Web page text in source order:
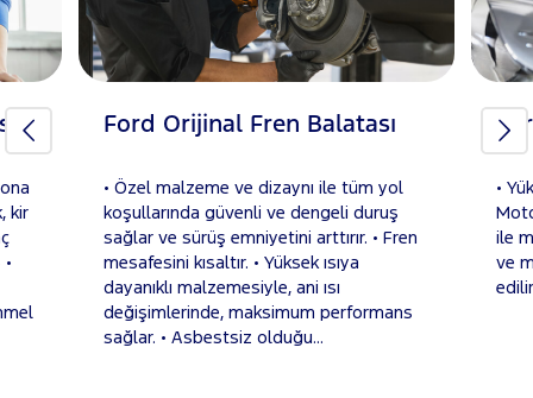
kir
Ford Orijinal Fren Balatası
• Özel malzeme ve dizaynı ile tüm yol
koşullarında güvenli ve dengeli duruş
sağlar ve sürüş emniyetini arttırır. • Fren
mesafesini kısaltır. • Yüksek ısıya
dayanıklı malzemesiyle, ani ısı
değişimlerinde, maksimum performans
sağlar. • Asbestsiz olduğu...
•
ile
ve